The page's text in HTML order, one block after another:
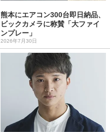
熊本にエアコン300台即日納品、
ビックカメラに称賛「大ファイ
ンプレー」
2026年7月30日